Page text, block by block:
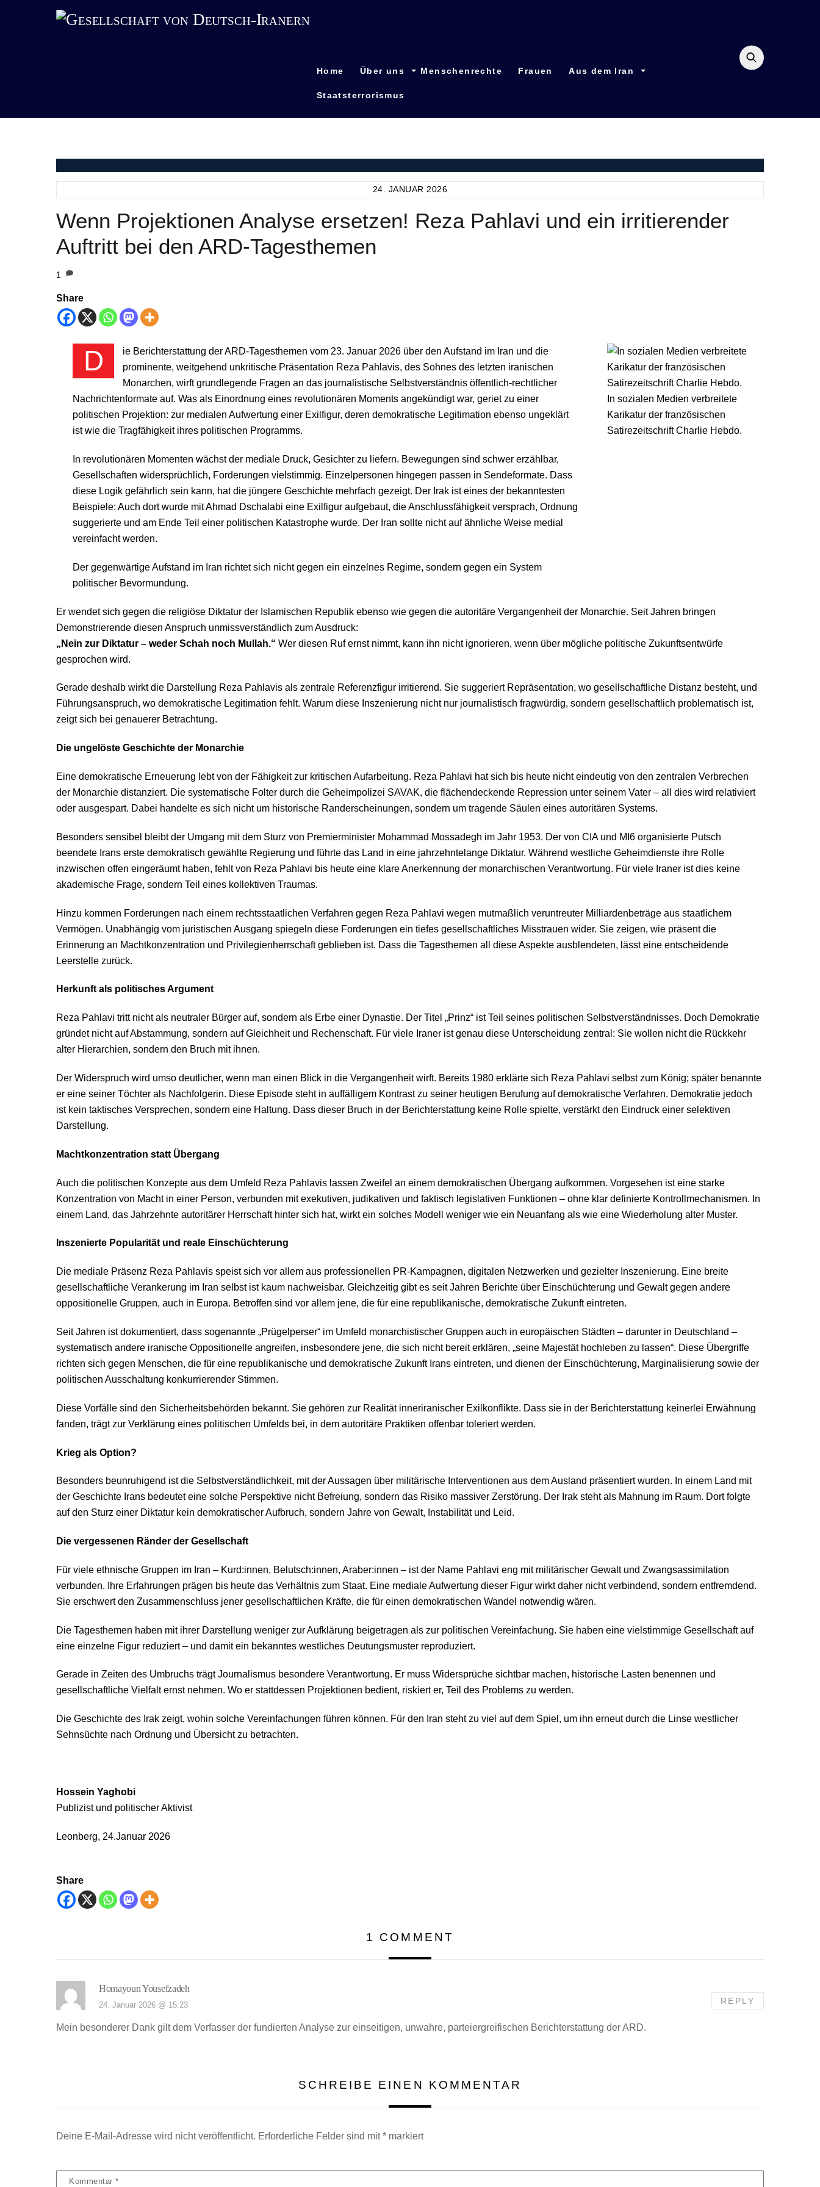
Home Über uns Menschenrechte Frauen Aus dem Iran
Staatsterrorismus
24. JANUAR 2026
Wenn Projektionen Analyse ersetzen! Reza Pahlavi und ein irritierender
Auftritt bei den ARD-Tagesthemen
1
Share
Die Berichterstattung der ARD-Tagesthemen vom 23. Januar 2026 über den Aufstand im Iran und die
prominente, weitgehend unkritische Präsentation Reza Pahlavis, des Sohnes des letzten iranischen
Monarchen, wirft grundlegende Fragen an das journalistische Selbstverständnis öffentlich-rechtlicher
Nachrichtenformate auf. Was als Einordnung eines revolutionären Moments angekündigt war, geriet zu einer
politischen Projektion: zur medialen Aufwertung einer Exilfigur, deren demokratische Legitimation ebenso ungeklärt
ist wie die Tragfähigkeit ihres politischen Programms.
In revolutionären Momenten wächst der mediale Druck, Gesichter zu liefern. Bewegungen sind schwer erzählbar,
Gesellschaften widersprüchlich, Forderungen vielstimmig. Einzelpersonen hingegen passen in Sendeformate. Dass
diese Logik gefährlich sein kann, hat die jüngere Geschichte mehrfach gezeigt. Der Irak ist eines der bekanntesten
Beispiele: Auch dort wurde mit Ahmad Dschalabi eine Exilfigur aufgebaut, die Anschlussfähigkeit versprach, Ordnung
suggerierte und am Ende Teil einer politischen Katastrophe wurde. Der Iran sollte nicht auf ähnliche Weise medial
vereinfacht werden.
Der gegenwärtige Aufstand im Iran richtet sich nicht gegen ein einzelnes Regime, sondern gegen ein System
politischer Bevormundung.
In sozialen Medien verbreitete
Karikatur der französischen
Satirezeitschrift Charlie Hebdo.
Er wendet sich gegen die religiöse Diktatur der Islamischen Republik ebenso wie gegen die autoritäre Vergangenheit der Monarchie. Seit Jahren bringen
Demonstrierende diesen Anspruch unmissverständlich zum Ausdruck:
„Nein zur Diktatur – weder Schah noch Mullah.“ Wer diesen Ruf ernst nimmt, kann ihn nicht ignorieren, wenn über mögliche politische Zukunftsentwürfe
gesprochen wird.
Gerade deshalb wirkt die Darstellung Reza Pahlavis als zentrale Referenzfigur irritierend. Sie suggeriert Repräsentation, wo gesellschaftliche Distanz besteht, und
Führungsanspruch, wo demokratische Legitimation fehlt. Warum diese Inszenierung nicht nur journalistisch fragwürdig, sondern gesellschaftlich problematisch ist,
zeigt sich bei genauerer Betrachtung.
Die ungelöste Geschichte der Monarchie
Eine demokratische Erneuerung lebt von der Fähigkeit zur kritischen Aufarbeitung. Reza Pahlavi hat sich bis heute nicht eindeutig von den zentralen Verbrechen
der Monarchie distanziert. Die systematische Folter durch die Geheimpolizei SAVAK, die flächendeckende Repression unter seinem Vater – all dies wird relativiert
oder ausgespart. Dabei handelte es sich nicht um historische Randerscheinungen, sondern um tragende Säulen eines autoritären Systems.
Besonders sensibel bleibt der Umgang mit dem Sturz von Premierminister Mohammad Mossadegh im Jahr 1953. Der von CIA und MI6 organisierte Putsch
beendete Irans erste demokratisch gewählte Regierung und führte das Land in eine jahrzehntelange Diktatur. Während westliche Geheimdienste ihre Rolle
inzwischen offen eingeräumt haben, fehlt von Reza Pahlavi bis heute eine klare Anerkennung der monarchischen Verantwortung. Für viele Iraner ist dies keine
akademische Frage, sondern Teil eines kollektiven Traumas.
Hinzu kommen Forderungen nach einem rechtsstaatlichen Verfahren gegen Reza Pahlavi wegen mutmaßlich veruntreuter Milliardenbeträge aus staatlichem
Vermögen. Unabhängig vom juristischen Ausgang spiegeln diese Forderungen ein tiefes gesellschaftliches Misstrauen wider. Sie zeigen, wie präsent die
Erinnerung an Machtkonzentration und Privilegienherrschaft geblieben ist. Dass die Tagesthemen all diese Aspekte ausblendeten, lässt eine entscheidende
Leerstelle zurück.
Herkunft als politisches Argument
Reza Pahlavi tritt nicht als neutraler Bürger auf, sondern als Erbe einer Dynastie. Der Titel „Prinz“ ist Teil seines politischen Selbstverständnisses. Doch Demokratie
gründet nicht auf Abstammung, sondern auf Gleichheit und Rechenschaft. Für viele Iraner ist genau diese Unterscheidung zentral: Sie wollen nicht die Rückkehr
alter Hierarchien, sondern den Bruch mit ihnen.
Der Widerspruch wird umso deutlicher, wenn man einen Blick in die Vergangenheit wirft. Bereits 1980 erklärte sich Reza Pahlavi selbst zum König; später benannte
er eine seiner Töchter als Nachfolgerin. Diese Episode steht in auffälligem Kontrast zu seiner heutigen Berufung auf demokratische Verfahren. Demokratie jedoch
ist kein taktisches Versprechen, sondern eine Haltung. Dass dieser Bruch in der Berichterstattung keine Rolle spielte, verstärkt den Eindruck einer selektiven
Darstellung.
Machtkonzentration statt Übergang
Auch die politischen Konzepte aus dem Umfeld Reza Pahlavis lassen Zweifel an einem demokratischen Übergang aufkommen. Vorgesehen ist eine starke
Konzentration von Macht in einer Person, verbunden mit exekutiven, judikativen und faktisch legislativen Funktionen – ohne klar definierte Kontrollmechanismen. In
einem Land, das Jahrzehnte autoritärer Herrschaft hinter sich hat, wirkt ein solches Modell weniger wie ein Neuanfang als wie eine Wiederholung alter Muster.
Inszenierte Popularität und reale Einschüchterung
Die mediale Präsenz Reza Pahlavis speist sich vor allem aus professionellen PR-Kampagnen, digitalen Netzwerken und gezielter Inszenierung. Eine breite
gesellschaftliche Verankerung im Iran selbst ist kaum nachweisbar. Gleichzeitig gibt es seit Jahren Berichte über Einschüchterung und Gewalt gegen andere
oppositionelle Gruppen, auch in Europa. Betroffen sind vor allem jene, die für eine republikanische, demokratische Zukunft eintreten.
Seit Jahren ist dokumentiert, dass sogenannte „Prügelperser“ im Umfeld monarchistischer Gruppen auch in europäischen Städten – darunter in Deutschland –
systematisch andere iranische Oppositionelle angreifen, insbesondere jene, die sich nicht bereit erklären, „seine Majestät hochleben zu lassen“. Diese Übergriffe
richten sich gegen Menschen, die für eine republikanische und demokratische Zukunft Irans eintreten, und dienen der Einschüchterung, Marginalisierung sowie der
politischen Ausschaltung konkurrierender Stimmen.
Diese Vorfälle sind den Sicherheitsbehörden bekannt. Sie gehören zur Realität inneriranischer Exilkonflikte. Dass sie in der Berichterstattung keinerlei Erwähnung
fanden, trägt zur Verklärung eines politischen Umfelds bei, in dem autoritäre Praktiken offenbar toleriert werden.
Krieg als Option?
Besonders beunruhigend ist die Selbstverständlichkeit, mit der Aussagen über militärische Interventionen aus dem Ausland präsentiert wurden. In einem Land mit
der Geschichte Irans bedeutet eine solche Perspektive nicht Befreiung, sondern das Risiko massiver Zerstörung. Der Irak steht als Mahnung im Raum. Dort folgte
auf den Sturz einer Diktatur kein demokratischer Aufbruch, sondern Jahre von Gewalt, Instabilität und Leid.
Die vergessenen Ränder der Gesellschaft
Für viele ethnische Gruppen im Iran – Kurd:innen, Belutsch:innen, Araber:innen – ist der Name Pahlavi eng mit militärischer Gewalt und Zwangsassimilation
verbunden. Ihre Erfahrungen prägen bis heute das Verhältnis zum Staat. Eine mediale Aufwertung dieser Figur wirkt daher nicht verbindend, sondern entfremdend.
Sie erschwert den Zusammenschluss jener gesellschaftlichen Kräfte, die für einen demokratischen Wandel notwendig wären.
Die Tagesthemen haben mit ihrer Darstellung weniger zur Aufklärung beigetragen als zur politischen Vereinfachung. Sie haben eine vielstimmige Gesellschaft auf
eine einzelne Figur reduziert – und damit ein bekanntes westliches Deutungsmuster reproduziert.
Gerade in Zeiten des Umbruchs trägt Journalismus besondere Verantwortung. Er muss Widersprüche sichtbar machen, historische Lasten benennen und
gesellschaftliche Vielfalt ernst nehmen. Wo er stattdessen Projektionen bedient, riskiert er, Teil des Problems zu werden.
Die Geschichte des Irak zeigt, wohin solche Vereinfachungen führen können. Für den Iran steht zu viel auf dem Spiel, um ihn erneut durch die Linse westlicher
Sehnsüchte nach Ordnung und Übersicht zu betrachten.
Hossein Yaghobi
Publizist und politischer Aktivist
Leonberg, 24.Januar 2026
Share
1 COMMENT
Homayoun Yousefzadeh
24. Januar 2026 @ 15:23
Mein besonderer Dank gilt dem Verfasser der fundierten Analyse zur einseitigen, unwahre, parteiergreifischen Berichterstattung der ARD.
REPLY
SCHREIBE EINEN KOMMENTAR
Deine E-Mail-Adresse wird nicht veröffentlicht. Erforderliche Felder sind mit* markiert
Kommentar*